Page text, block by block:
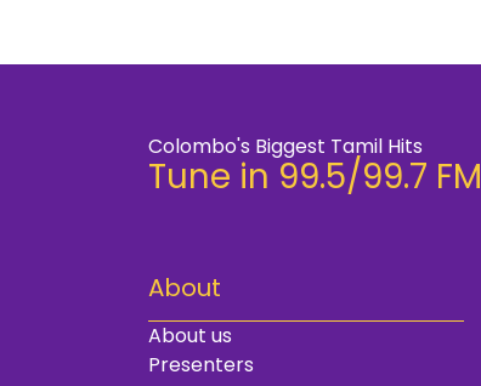
Colombo's Biggest Tamil Hits
Tune in 99.5/99.7 FM
About
About us
Presenters